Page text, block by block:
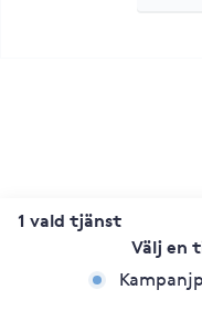
1 vald tjänst
Välj en